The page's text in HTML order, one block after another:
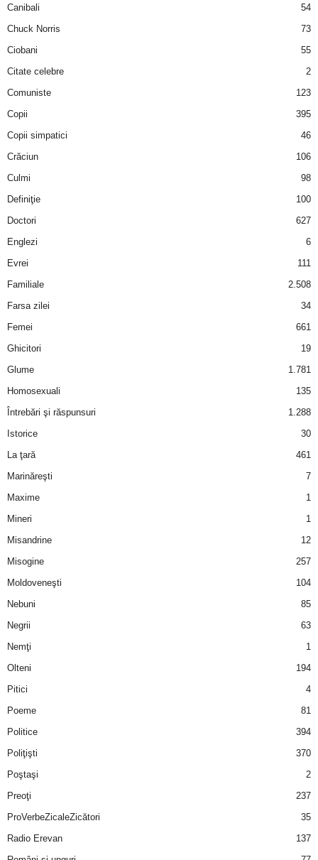
Canibali
54
Chuck Norris
73
Ciobani
55
Citate celebre
2
Comuniste
123
Copii
395
Copii simpatici
46
Crăciun
106
Culmi
98
Definiţie
100
Doctori
627
Englezi
6
Evrei
111
Familiale
2.508
Farsa zilei
34
Femei
661
Ghicitori
19
Glume
1.781
Homosexuali
135
Întrebări şi răspunsuri
1.288
Istorice
30
La ţară
461
Marinăreşti
7
Maxime
1
Mineri
1
Misandrine
12
Misogine
257
Moldoveneşti
104
Nebuni
85
Negrii
63
Nemţi
1
Olteni
194
Pitici
4
Poeme
81
Politice
394
Poliţişti
370
Poştaşi
2
Preoţi
237
ProVerbeZicaleZicători
35
Radio Erevan
137